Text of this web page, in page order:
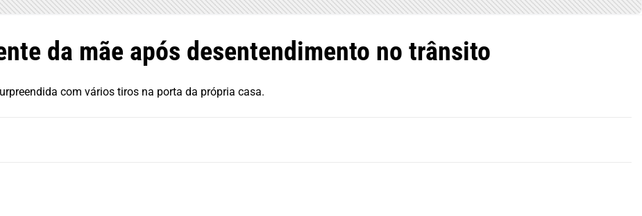
da mãe após desentendimento no trânsito
com vários tiros na porta da própria casa.